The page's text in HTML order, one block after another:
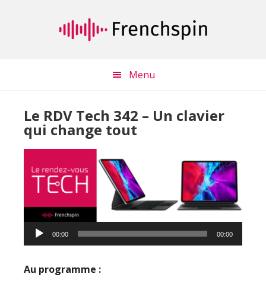
Menu
Le RDV Tech 342 – Un clavier
qui change tout
Lecteur
audio
00:00 00:00
Au programme :